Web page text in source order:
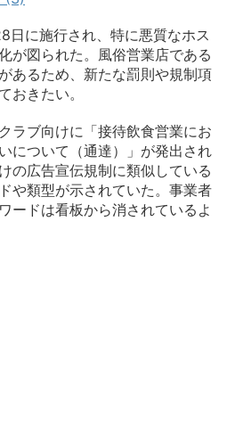
日に施行され、特に悪質なホス
が図られた。風俗営業店である
あるため、新たな罰則や規制項
おきたい。
ラブ向けに「接待飲食営業にお
について（通達）」が発出され
の広告宣伝規制に類似している
や類型が示されていた。事業者
ードは看板から消されているよ